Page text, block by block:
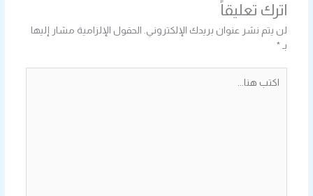
اترك تعليقاً
لن يتم نشر عنوان بريدك الإلكتروني. الحقول الإلزامية مشار إليها
بـ *